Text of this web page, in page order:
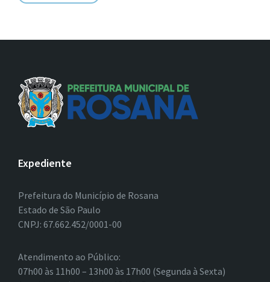
Expediente
Prefeitura do Município de Rosana
Estado de São Paulo
CNPJ: 67.662.452/0001-00
Atendimento ao Público:
07h00 às 11h00 – 13h00 às 17h00 (Segunda à Sexta)